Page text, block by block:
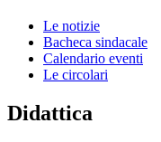
Le notizie
Bacheca sindacale
Calendario eventi
Le circolari
Didattica